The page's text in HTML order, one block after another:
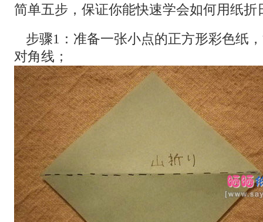
简单五步，保证你能快速学会如何用纸折
步骤1：准备一张小点的正方形彩色纸
对角线；